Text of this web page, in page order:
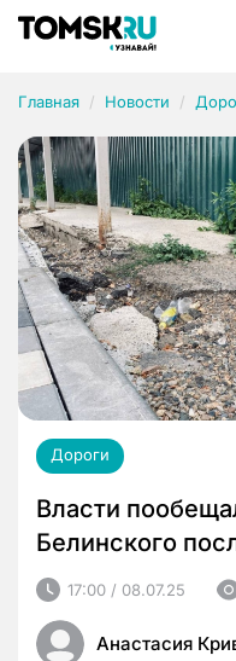
Главная Новости
Дороги
Власти
Белинского
17:00 / 08.07.25
Анастасия